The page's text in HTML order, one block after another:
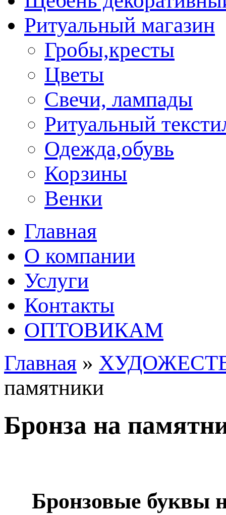
Ритуальный магазин
Гробы,кресты
Цветы
Свечи, лампады
Ритуальный
Одежда,обувь
Корзины
Венки
Главная
О компании
Услуги
Контакты
ОПТОВИКАМ
Главная »
памятники
Бронза на
Брoнзовые буквы